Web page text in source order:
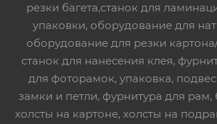
резки багета,станок для
упаковки, оборудование для
оборудование для резки
станок для нанесения клея,
для фоторамок, упаковка,
замки и петли, фурнитура для рам,
холсты на картоне, холсты на